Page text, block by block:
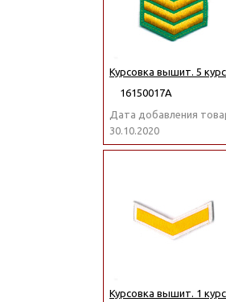
Курсовка вышит. 5 курс
16150017А
Дата добавления
30.10.2020
Курсовка вышит. 1